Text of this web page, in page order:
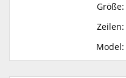
Größe:
Zeilen:
Model: